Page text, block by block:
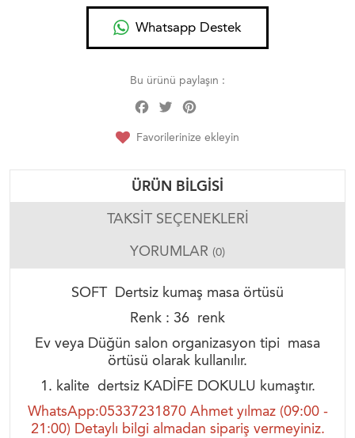
Whatsapp Destek
Bu ürünü paylaşın :
Facebook
Twitter
Favorilerinize ekleyin
ÜRÜN BILGISI
TAKSIT SEÇENEKLERI
YORUMLAR (0)
SOFT Dertsiz kumaş masa örtüsü
Renk : 36 renk
Ev veya Düğün salon organizasyon tipi masa
örtüsü olarak kullanılır.
1. kalite dertsiz KADİFE DOKULU kumaştır.
WhatsApp:05337231870 Ahmet yılmaz (09:00 -
21:00) Detaylı bilgi almadan sipariş vermeyiniz.